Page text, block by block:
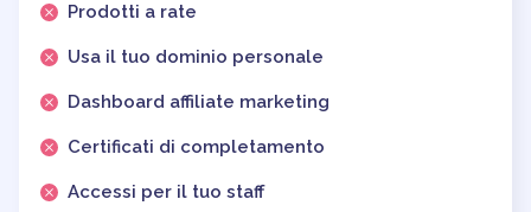
Prodotti a rate
Usa il tuo dominio personale
Dashboard affiliate marketing
Certificati di completamento
Accessi per il tuo staff